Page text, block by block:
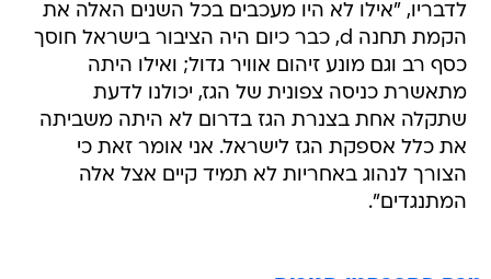
כסף רב וגם מונע זיהום אוויר גדול; ואילו היתה
מתאשרת כניסה צפונית של הגז, יכולנו לדעת
שתקלה אחת בצנרת הגז בדרום לא היתה משביתה
את כלל אספקת הגז לישראל. אני אומר זאת כי
הצורך לנהוג באחריות לא תמיד קיים אצל אלה
המתנגדים".